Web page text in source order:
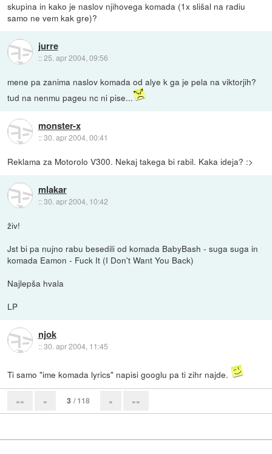
skupina in kako je naslov njihovega komada (1x slišal na radiu
samo ne vem kak gre)?
jurre
::25. apr 2004, 09:56
mene pa zanima naslov komada od alye k ga je pela na viktorjih?
tud na nenmu pageu nc ni pise...
monster-x
::30. apr 2004, 00:41
Reklama za Motorolo V300. Nekaj takega bi rabil. Kaka ideja? :>
mlakar
::30. apr 2004, 10:42
živ!
Jst bi pa nujno rabu besedili od komada BabyBash - suga suga in
komada Eamon - Fuck It (I Don't Want You Back)
Najlepša hvala
LP
njok
::30. apr 2004, 11:45
Ti samo "ime komada lyrics" napisi googlu pa ti zihr najde.
«« « 3 / 118 » »»